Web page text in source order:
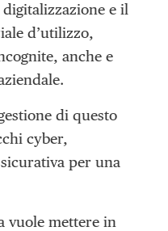
e il
d’utilizzo,
anche e
di questo
cyber,
per una
vuole mettere in